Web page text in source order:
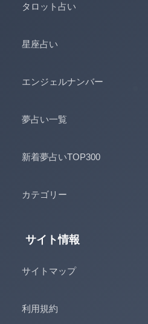
タロット占い
星座占い
エンジェルナンバー
夢占い一覧
新着夢占いTOP300
カテゴリー
サイト情報
サイトマップ
利用規約